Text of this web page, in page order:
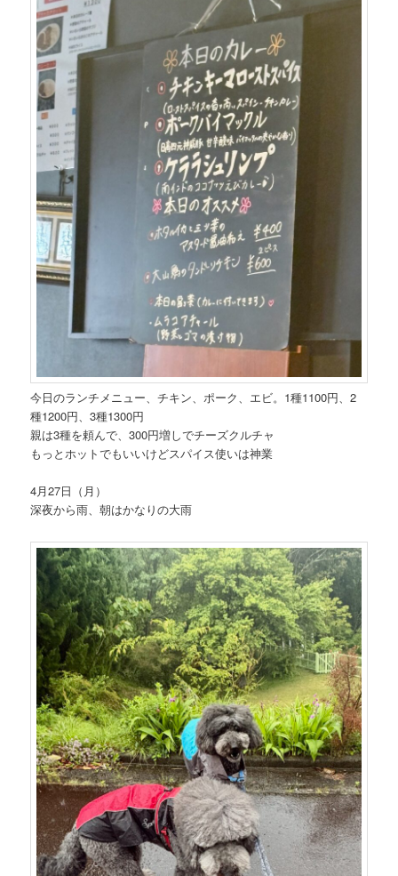
今日のランチメニュー、チキン、ポーク、エビ。1種1100円、2
種1200円、3種1300円
親は3種を頼んで、300円増しでチーズクルチャ
もっとホットでもいいけどスパイス使いは神業
4月27日（月）
深夜から雨、朝はかなりの大雨